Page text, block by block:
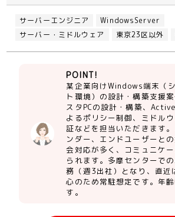
サーバーエンジニア
WindowsServer
サーバー・ミドルウェア
東京23区以外
POINT!
某企業向けWindows端末（
ト環境）の設計・構築支援
スタPCの設計・構築、
よるポリシー制御、ミドル
証などを担当いただきます
ンダー、エンドユーザーと
会対応が多く、コミュニケ
られます。多摩センターで
務（週3出社）となり、直近
心のため常駐想定です。年
す。